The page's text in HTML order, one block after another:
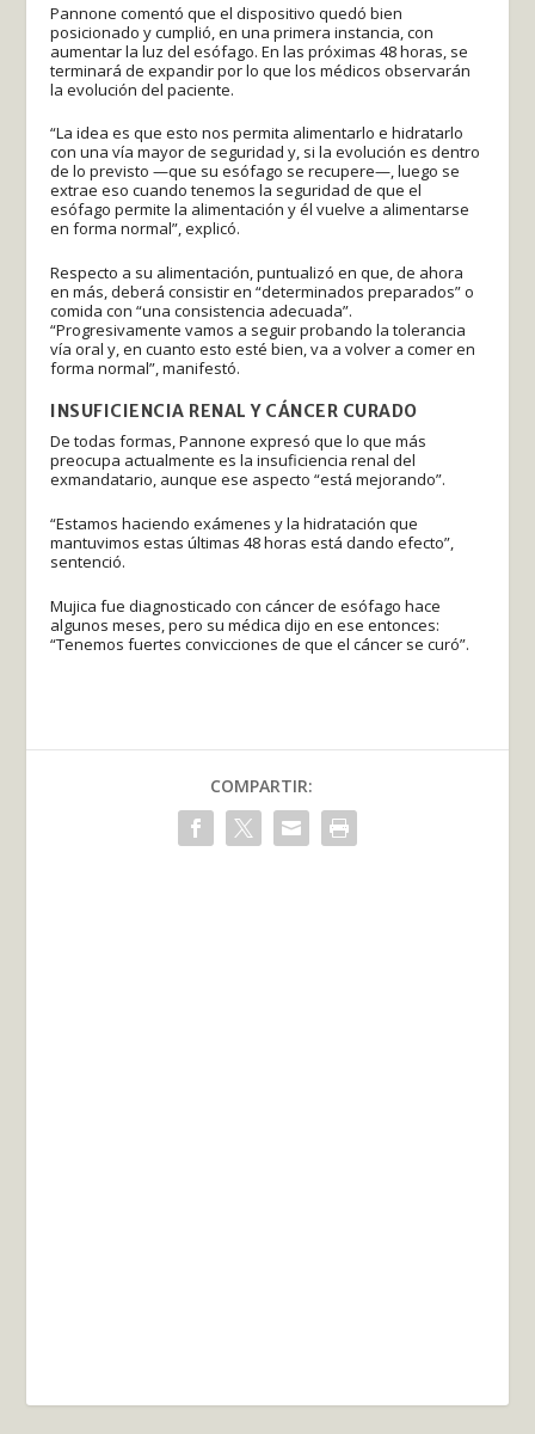
Pannone comentó que el dispositivo quedó bien
posicionado y cumplió, en una primera instancia, con
aumentar la luz del esófago. En las próximas 48 horas, se
terminará de expandir por lo que los médicos observarán
la evolución del paciente.
“La idea es que esto nos permita alimentarlo e hidratarlo
con una vía mayor de seguridad y, si la evolución es dentro
de lo previsto —que su esófago se recupere—, luego se
extrae eso cuando tenemos la seguridad de que el
esófago permite la alimentación y él vuelve a alimentarse
en forma normal”, explicó.
Respecto a su alimentación, puntualizó en que, de ahora
en más, deberá consistir en “determinados preparados” o
comida con “una consistencia adecuada”.
“Progresivamente vamos a seguir probando la tolerancia
vía oral y, en cuanto esto esté bien, va a volver a comer en
forma normal”, manifestó.
INSUFICIENCIA RENAL Y CÁNCER CURADO
De todas formas, Pannone expresó que lo que más
preocupa actualmente es la insuficiencia renal del
exmandatario, aunque ese aspecto “está mejorando”.
“Estamos haciendo exámenes y la hidratación que
mantuvimos estas últimas 48 horas está dando efecto”,
sentenció.
Mujica fue diagnosticado con cáncer de esófago hace
algunos meses, pero su médica dijo en ese entonces:
“Tenemos fuertes convicciones de que el cáncer se curó”.
COMPARTIR: